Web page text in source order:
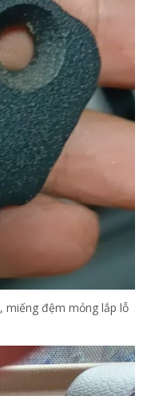
miếng đệm mỏng lắp lỗ